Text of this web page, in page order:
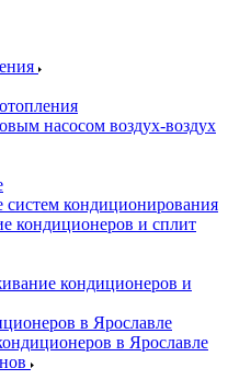
насосом воздух-воздух
систем кондиционирования
кондиционеров и сплит
кондиционеров и
в Ярославле
в Ярославле